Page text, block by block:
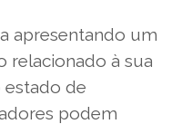
apresentando um
à sua
de
podem